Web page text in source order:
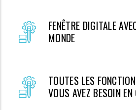
FENÊTRE DIGITALE
MONDE
TOUTES LES
VOUS AVEZ BESOIN